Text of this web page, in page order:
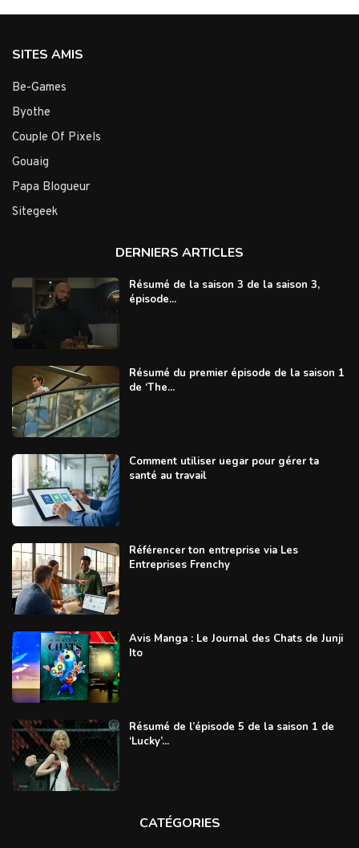
SITES AMIS
Be-Games
Byothe
Couple Of Pixels
Gouaig
Papa Blogueur
Sitegeek
DERNIERS ARTICLES
Résumé de la saison 3 de la saison 3,
épisode...
Résumé du premier épisode de la saison 1
de ‘The...
Comment utiliser uegar pour gérer ta
santé au travail
Référencer ton entreprise via Les
Entreprises Frenchy
Avis Manga : Le Journal des Chats de Junji
Ito
Résumé de l’épisode 5 de la saison 1 de
‘Lucky’...
CATÉGORIES